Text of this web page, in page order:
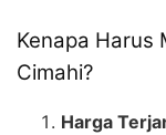
Kenapa Harus
Cimahi?
Harga